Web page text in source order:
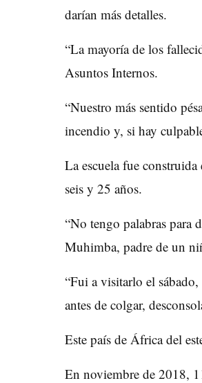
darían más detalles.
“La mayoría de los
Asuntos Internos.
“Nuestro más sentido
incendio y, si hay
La escuela fue
seis y 25 años.
“No tengo palabras
Muhimba, padre de un
“Fui a visitarlo el
antes de colgar,
Este país de África del
En noviembre de 2018,